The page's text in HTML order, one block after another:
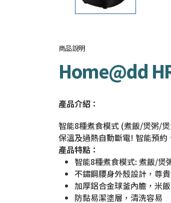
商品說明
Home@dd
產品介紹：
智能8種煮食模式 (煮飯/煲粥/
保溫及過熱自動斷電! 智能預
產品特點：
智能8種煮食模式: 煮飯/
不鏽鋼腰身外殼設計，尊
加厚鋁合金球釜內膽，米
防黏易潔塗層，清洗容易